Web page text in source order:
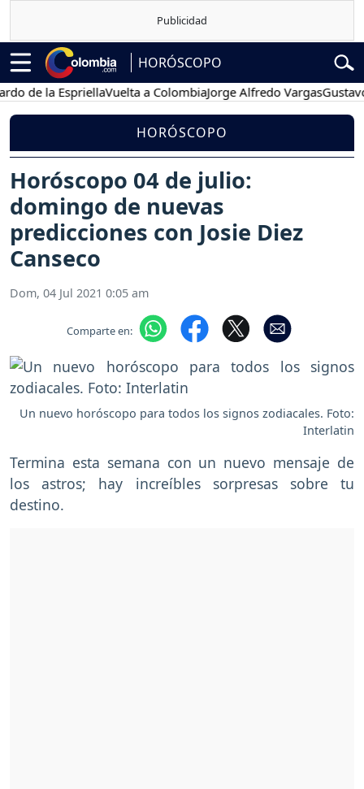
HORÓSCOPO
EspriellaVuelta a ColombiaJorge Alfredo VargasGustavo Petro
HORÓSCOPO
Horóscopo 04 de julio:
domingo de nuevas
predicciones con Josie Diez
Canseco
Dom, 04 Jul 2021 0:05 am
Comparte en:
Un nuevo horóscopo para todos los signos zodiacales. Foto:
Interlatin
Termina esta semana con un nuevo mensaje de
los astros; hay increíbles sorpresas sobre tu
destino.